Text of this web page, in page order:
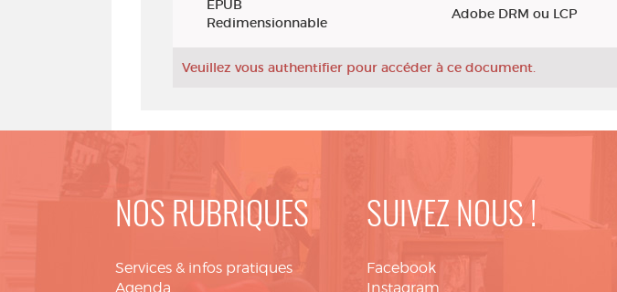
EPUB
Redimensionnable
Adobe DRM ou LCP
Veuillez vous authentifier pour accéder à ce document.
NOS RUBRIQUES
Services & infos pratiques
Agenda
SUIVEZ NOUS !
Facebook
Instagram